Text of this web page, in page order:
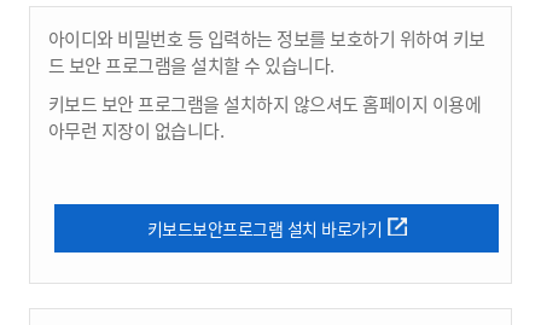
아이디와 비밀번호 등 입력하는 정보를 보호하기 위하여 키보
드 보안 프로그램을 설치할 수 있습니다.
키보드 보안 프로그램을 설치하지 않으셔도 홈페이지 이용에
아무런 지장이 없습니다.
키보드보안프로그램 설치 바로가기